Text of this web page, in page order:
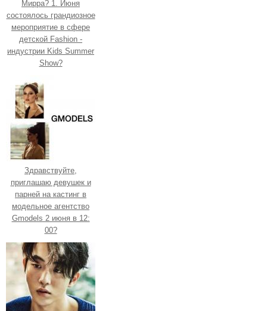
Мирра? 1. Июня
состоялось грандиозное
мероприятие в сфере
детской Fashion -
индустрии Kids Summer
Show?
Здравствуйте,
приглашаю девушек и
парней на кастинг в
модельное агентство
Gmodels 2 июня в 12:
00?